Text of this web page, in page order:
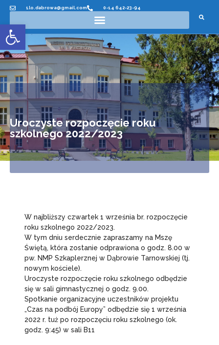
Otwórz pasek narzędzi
1lo.dabrowa@gmail.com 0-14 642-23-94
Uroczyste rozpoczęcie roku
szkolnego 2022/2023
W najbliższy czwartek 1 września br. rozpoczęcie
roku szkolnego 2022/2023.
W tym dniu serdecznie zapraszamy na Mszę
Świętą, która zostanie odprawiona o godz. 8.00 w
pw. NMP Szkaplerznej w Dąbrowie Tarnowskiej (tj.
nowym kościele).
Uroczyste rozpoczęcie roku szkolnego odbędzie
się w sali gimnastycznej o godz. 9.00.
Spotkanie organizacyjne uczestników projektu
„Czas na podbój Europy” odbędzie się 1 września
2022 r. tuż po rozpoczęciu roku szkolnego (ok.
godz. 9:45) w sali B11